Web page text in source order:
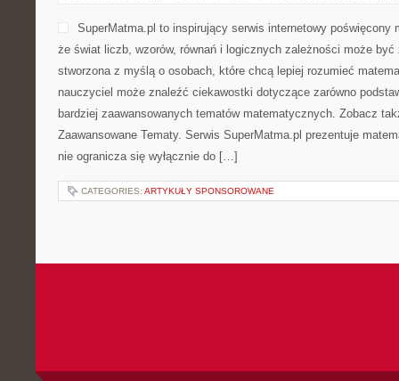
SuperMatma.pl to inspirujący serwis internetowy poświęcony
że świat liczb, wzorów, równań i logicznych zależności może być
stworzona z myślą o osobach, które chcą lepiej rozumieć
nauczyciel może znaleźć ciekawostki dotyczące zarówno
bardziej zaawansowanych tematów matematycznych. Zobacz
Zaawansowane Tematy. Serwis SuperMatma.pl prezentuje
nie ogranicza się wyłącznie do […]
CATEGORIES: ARTYKUŁY SPONSOROWANE